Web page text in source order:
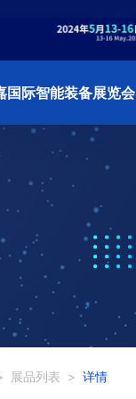
际智能装备展览会
展品列表 > 详情